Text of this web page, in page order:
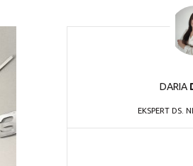
DARIA
EKSPERT DS.